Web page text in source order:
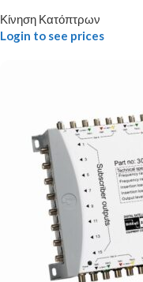
Κίνηση Κατόπτρων
Login to see prices